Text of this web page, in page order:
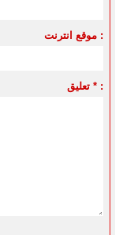
موقع انترنت :
تعليق * :